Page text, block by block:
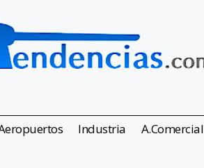
Industria A.Comercial